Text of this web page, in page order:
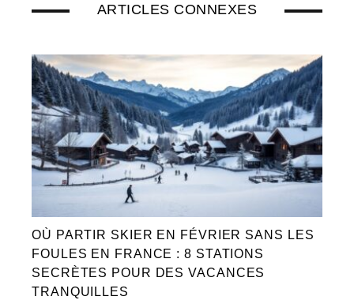
ARTICLES CONNEXES
OÙ PARTIR SKIER EN FÉVRIER SANS LES
FOULES EN FRANCE : 8 STATIONS
SECRÈTES POUR DES VACANCES
TRANQUILLES